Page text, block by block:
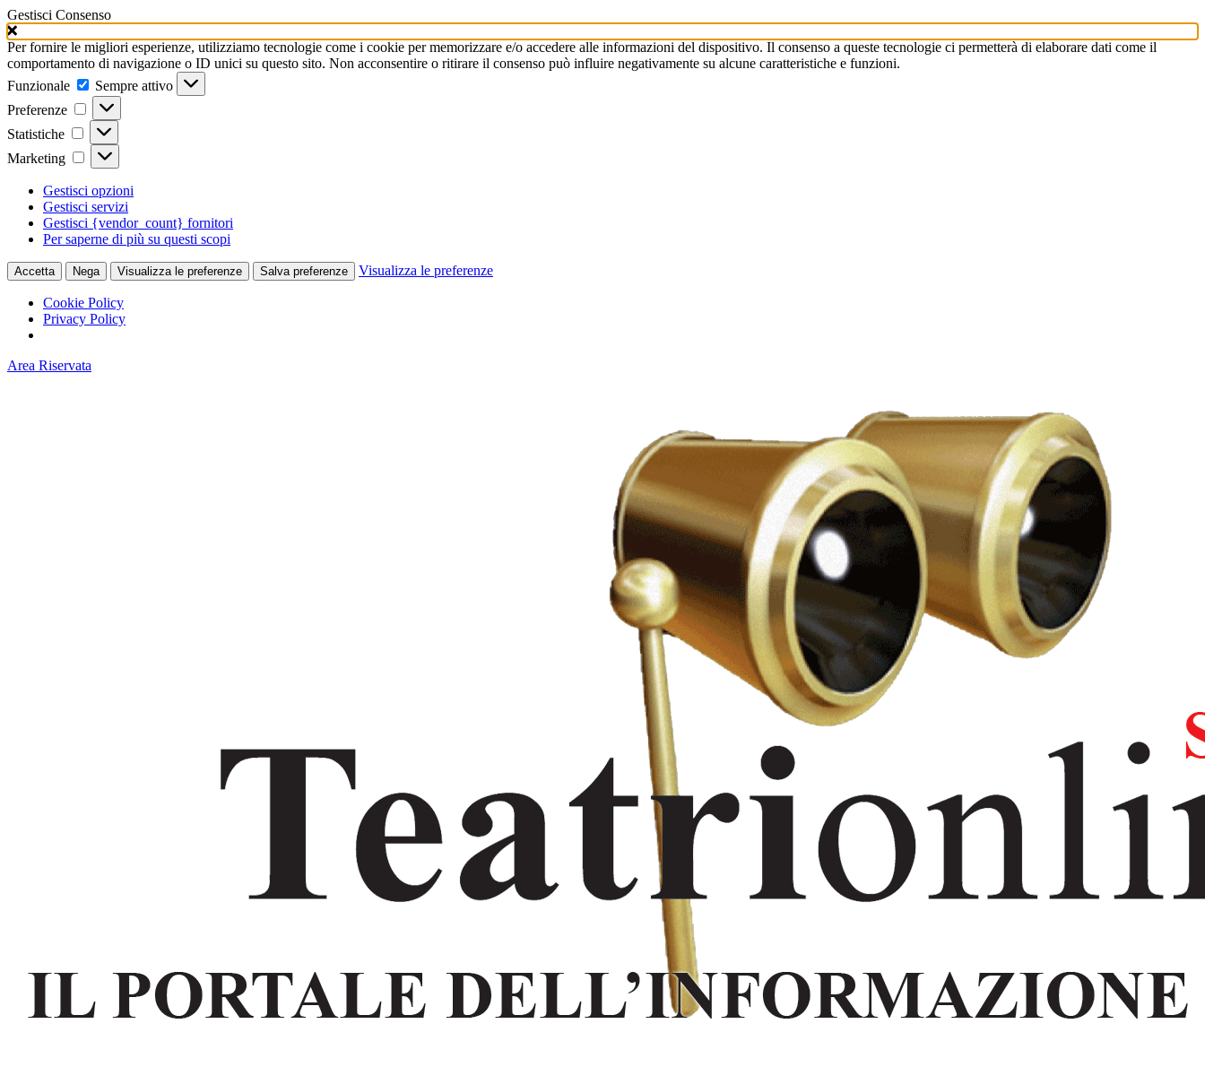
Gestisci Consenso
Per fornire le migliori esperienze, utilizziamo tecnologie come i cookie per memorizzare e/o accedere alle informazioni del dispositivo. Il consenso a queste tecnologie ci permetterà di elaborare dati come il
comportamento di navigazione o ID unici su questo sito. Non acconsentire o ritirare il consenso può influire negativamente su alcune caratteristiche e funzioni.
Funzionale
Funzionale
Sempre attivo
Preferenze
Preferenze
Statistiche Statistiche
Marketing Marketing
Gestisci opzioni
Gestisci servizi
Gestisci {vendor_count} fornitori
Per saperne di più su questi scopi
Accetta Nega Visualizza le preferenze Salva preferenze Visualizza le preferenze
Cookie Policy
Privacy Policy
Area Riservata